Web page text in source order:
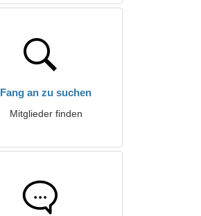
Fang an zu suchen
Mitglieder finden